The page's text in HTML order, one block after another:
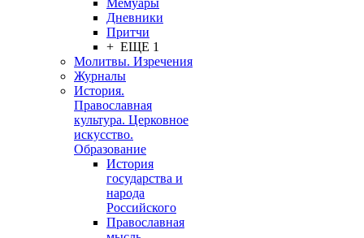
Мемуары
Дневники
Притчи
+ ЕЩЕ 1
Молитвы. Изречения
Журналы
История.
Православная
культура. Церковное
искусство.
Образование
История
государства и
народа
Российского
Православная